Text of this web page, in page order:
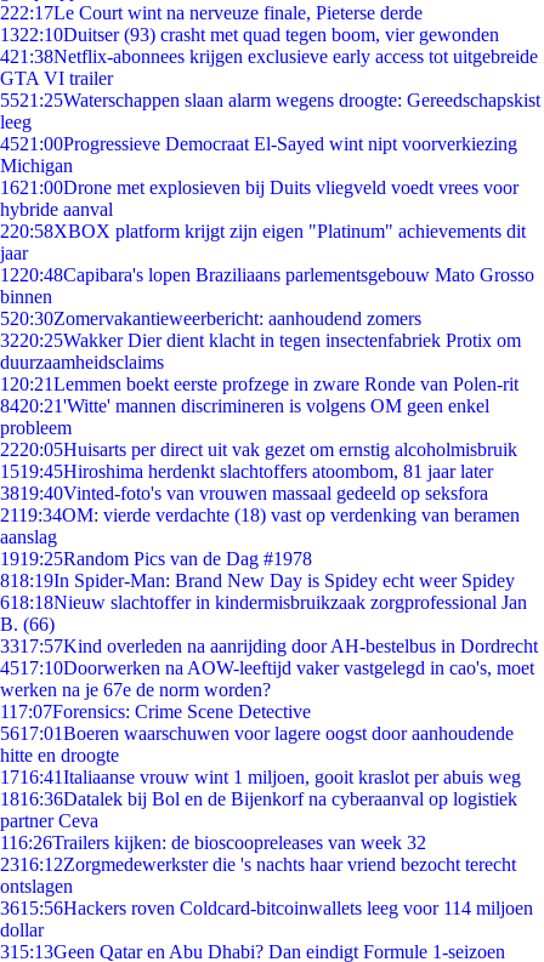
222:17Le Court wint na nerveuze finale, Pieterse derde
1322:10Duitser (93) crasht met quad tegen boom, vier gewonden
421:38Netflix-abonnees krijgen exclusieve early access tot uitgebreide
GTA VI trailer
5521:25Waterschappen slaan alarm wegens droogte: Gereedschapskist
leeg
4521:00Progressieve Democraat El-Sayed wint nipt voorverkiezing
Michigan
1621:00Drone met explosieven bij Duits vliegveld voedt vrees voor
hybride aanval
220:58XBOX platform krijgt zijn eigen "Platinum" achievements dit
jaar
1220:48Capibara's lopen Braziliaans parlementsgebouw Mato Grosso
binnen
520:30Zomervakantieweerbericht: aanhoudend zomers
3220:25Wakker Dier dient klacht in tegen insectenfabriek Protix om
duurzaamheidsclaims
1 20:21Lemmen boekt eerste profzege in zware Ronde van Polen-rit
8420:21'Witte' mannen discrimineren is volgens OM geen enkel
probleem
2220:05Huisarts per direct uit vak gezet om ernstig alcoholmisbruik
1519:45Hiroshima herdenkt slachtoffers atoombom, 81 jaar later
3819:40Vinted-foto's van vrouwen massaal gedeeld op seksfora
2119:34OM: vierde verdachte (18) vast op verdenking van beramen
aanslag
1919:25Random Pics van de Dag #1978
818:19In Spider-Man: Brand New Day is Spidey echt weer Spidey
618:18Nieuw slachtoffer in kindermisbruikzaak zorgprofessional Jan
B. (66)
3317:57Kind overleden na aanrijding door AH-bestelbus in Dordrecht
4517:10Doorwerken na AOW-leeftijd vaker vastgelegd in cao's, moet
werken na je 67e de norm worden?
117:07Forensics: Crime Scene Detective
5617:01Boeren waarschuwen voor lagere oogst door aanhoudende
hitte en droogte
1716:41Italiaanse vrouw wint 1 miljoen, gooit kraslot per abuis weg
1816:36Datalek bij Bol en de Bijenkorf na cyberaanval op logistiek
partner Ceva
116:26Trailers kijken: de bioscoopreleases van week 32
2316:12Zorgmedewerkster die 's nachts haar vriend bezocht terecht
ontslagen
3615:56Hackers roven Coldcard-bitcoinwallets leeg voor 114 miljoen
dollar
315:13Geen Qatar en Abu Dhabi? Dan eindigt Formule 1-seizoen